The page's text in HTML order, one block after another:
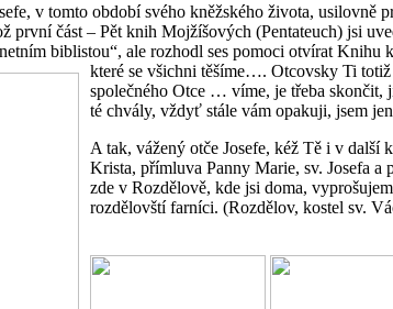
v tomto období svého kněžského života, usilovně
první část – Pět knih Mojžíšových (Pentateuch) jsi
biblistou“, ale rozhodl ses pomoci otvírat
které se všichni těšíme…. Otcovsky Ti
společného Otce … víme, je třeba skončit,
té chvály, vždyť stále vám opakuji, jsem
A tak, vážený otče Josefe, kéž Tě i v další
Krista, přímluva Panny Marie, sv. Josefa a
zde v Rozdělově, kde jsi doma,
rozdělovští farníci. (Rozdělov, kostel sv.